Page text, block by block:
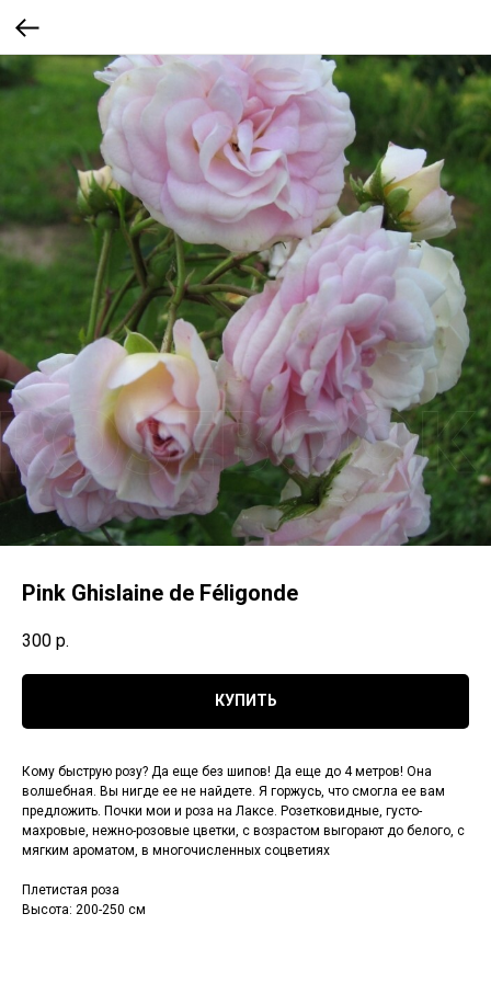
Pink Ghislaine de Féligonde
300 р.
КУПИТЬ
Кому быструю розу? Да еще без шипов! Да еще до 4 метров! Она
волшебная. Вы нигде ее не найдете. Я горжусь, что смогла ее вам
предложить. Почки мои и роза на Лаксе. Розетковидные, густо-
махровые, нежно-розовые цветки, с возрастом выгорают до белого, с
мягким ароматом, в многочисленных соцветиях
Плетистая роза
Высота: 200-250 см